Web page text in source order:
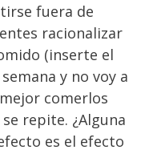
fuera de
racionalizar
(inserte el
y no voy a
comerlos
repite. ¿Alguna
es el efecto